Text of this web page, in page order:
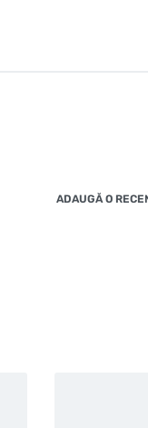
ADAUGĂ O